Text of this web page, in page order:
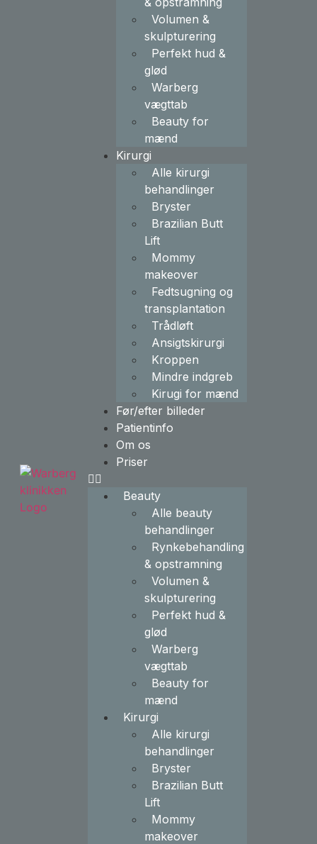
Volumen &
skulpturering
Perfekt hud &
glød
Warberg
vægttab
Beauty for
mænd
Kirurgi
Alle kirurgi
behandlinger
Bryster
Brazilian Butt
Lift
Mommy
makeover
Fedtsugning og
transplantation
Trådløft
Ansigtskirurgi
Kroppen
Mindre indgreb
Kirugi for mænd
Før/efter billeder
Patientinfo
Om os
Priser
Beauty
Alle beauty
behandlinger
Rynkebehandling
& opstramning
Volumen &
skulpturering
Perfekt hud &
glød
Warberg
vægttab
Beauty for
mænd
Kirurgi
Alle kirurgi
behandlinger
Bryster
Brazilian Butt
Lift
Mommy
makeover